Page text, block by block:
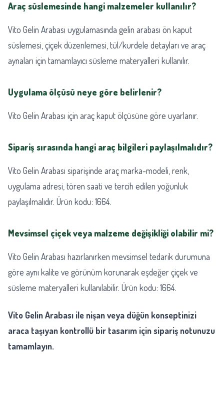
Araç süslemesinde hangi malzemeler kullanılır?
Vito Gelin Arabası uygulamasında gelin arabası ön kaput
süslemesi, çiçek düzenlemesi, tül/kurdele detayları ve araç
aynaları için tamamlayıcı süsleme materyalleri kullanılır.
Uygulama ölçüsü neye göre belirlenir?
Vito Gelin Arabası için araç kaput ölçüsüne göre uyarlanır.
Sipariş sırasında hangi araç bilgileri paylaşılmalıdır?
Vito Gelin Arabası siparişinde araç marka-modeli, renk,
uygulama adresi, tören saati ve tercih edilen yoğunluk
paylaşılmalıdır. Ürün kodu: 1664.
Mevsimsel çiçek veya malzeme değişikliği olabilir mi?
Vito Gelin Arabası hazırlanırken mevsimsel tedarik durumuna
göre aynı kalite ve görünüm korunarak eşdeğer çiçek ve
süsleme materyalleri kullanılabilir. Ürün kodu: 1664.
Vito Gelin Arabası ile nişan veya düğün konseptinizi
araca taşıyan kontrollü bir tasarım için sipariş notunuzu
tamamlayın.